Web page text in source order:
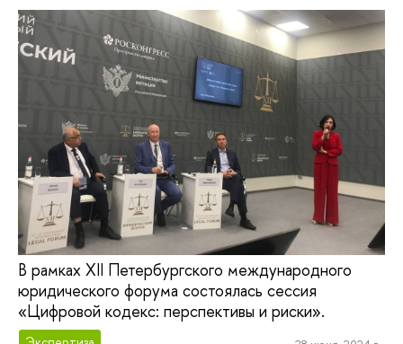
В рамках XII Петербургского международного
юридического форума состоялась сессия
«Цифровой кодекс: перспективы и риски».